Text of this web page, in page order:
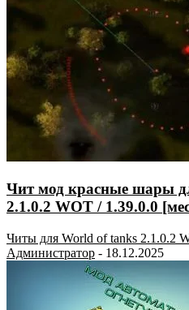
Чит мод красные шары
2.1.0.2 WOT / 1.39.0.0
Читы для World of tanks 2.1.0.2
Администратор - 18.12.2025